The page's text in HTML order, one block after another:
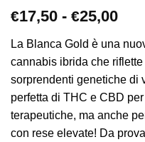
€17,50 - €25,00
da
a
La Blanca Gold è una
cannabis ibrida che
sorprendenti genetiche di
perfetta di THC e CBD
terapeutiche, ma anche
con rese elevate! Da